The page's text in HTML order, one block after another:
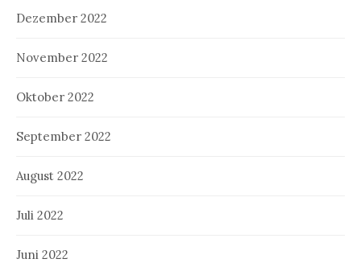
Dezember 2022
November 2022
Oktober 2022
September 2022
August 2022
Juli 2022
Juni 2022